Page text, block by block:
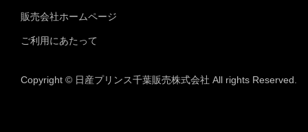
販売会社ホームページ
ご利用にあたって
Copyright © 日産プリンス千葉販売株式会社 All rights Reserved.